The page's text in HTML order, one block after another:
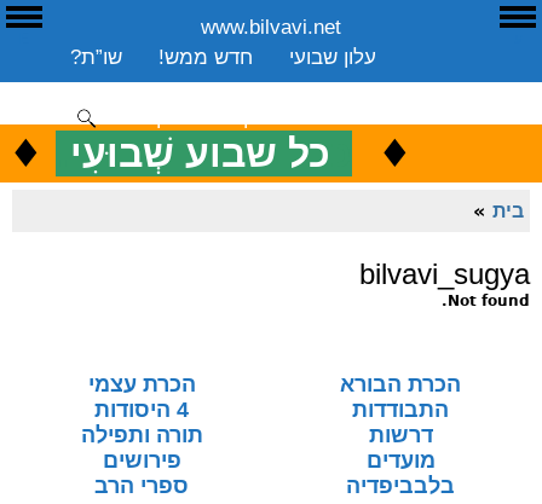
www.bilvavi.net
שו”ת?
חדש ממש!
עלון שבועי
שיעורים שבועי
ספרים
ארכיון
סקירה כללית
ENGLISH ♦ כל שבוע שְׁבוּעִי ♦
בית »
bilvavi_sugya
Not found.
הכרת הבורא
הכרת עצמי
התבודדות
4 היסודות
דרשות
תורה ותפילה
מועדים
פירושים
בלבביפדיה
ספרי הרב